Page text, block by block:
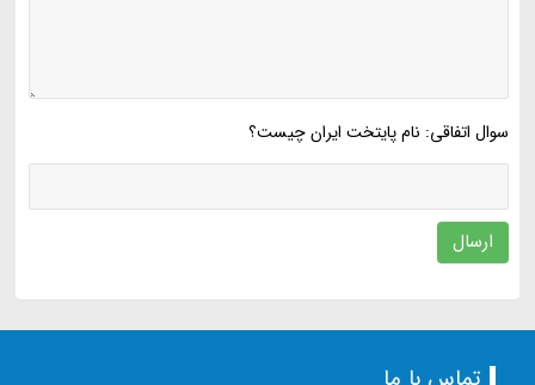
سوال اتفاقی: نام پایتخت ایران چیست؟
ارسال